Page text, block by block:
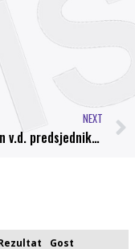
NEXT
Imenovan v.d. predsjednika NK Jedinstvo